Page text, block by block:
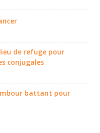
de refuge pour
conjugales
battant pour